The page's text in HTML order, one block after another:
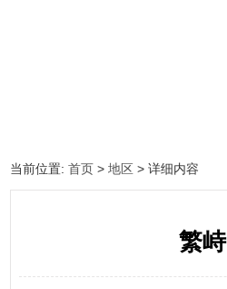
当前位置:首页 >地区 > 详细内容
繁峙